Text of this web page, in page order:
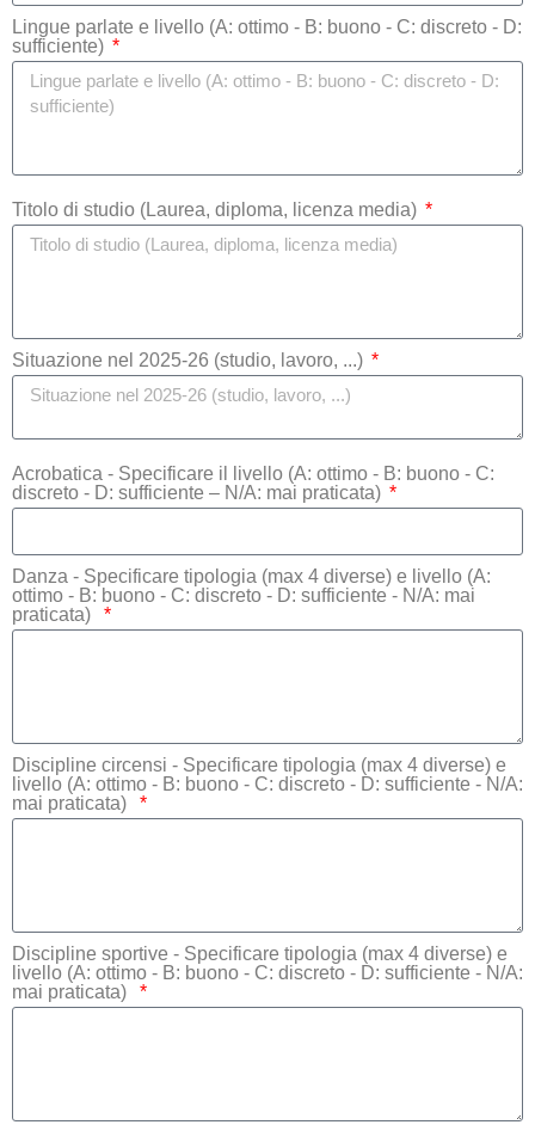
Lingue parlate e livello (A: ottimo - B: buono - C: discreto - D:
sufficiente)
Titolo di studio (Laurea, diploma, licenza media)
Situazione nel 2025-26 (studio, lavoro, ...)
Acrobatica - Specificare il livello (A: ottimo - B: buono - C:
discreto - D: sufficiente – N/A: mai praticata)
Danza - Specificare tipologia (max 4 diverse) e livello (A:
ottimo - B: buono - C: discreto - D: sufficiente - N/A: mai
praticata)
Discipline circensi - Specificare tipologia (max 4 diverse) e
livello (A: ottimo - B: buono - C: discreto - D: sufficiente - N/A:
mai praticata)
Discipline sportive - Specificare tipologia (max 4 diverse) e
livello (A: ottimo - B: buono - C: discreto - D: sufficiente - N/A:
mai praticata)